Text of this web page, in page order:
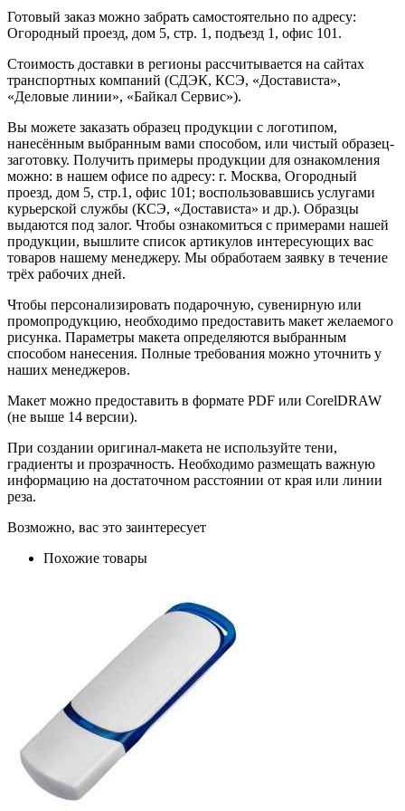
Готовый заказ можно забрать самостоятельно по адресу:
Огородный проезд, дом 5, стр. 1, подъезд 1, офис 101.
Стоимость доставки в регионы рассчитывается на сайтах
транспортных компаний (СДЭК, КСЭ, «Достависта»,
«Деловые линии», «Байкал Сервис»).
Вы можете заказать образец продукции с логотипом,
нанесённым выбранным вами способом, или чистый образец-
заготовку. Получить примеры продукции для ознакомления
можно: в нашем офисе по адресу: г. Москва, Огородный
проезд, дом 5, стр.1, офис 101; воспользовавшись услугами
курьерской службы (КСЭ, «Достависта» и др.). Образцы
выдаются под залог. Чтобы ознакомиться с примерами нашей
продукции, вышлите список артикулов интересующих вас
товаров нашему менеджеру. Мы обработаем заявку в течение
трёх рабочих дней.
Чтобы персонализировать подарочную, сувенирную или
промопродукцию, необходимо предоставить макет желаемого
рисунка. Параметры макета определяются выбранным
способом нанесения. Полные требования можно уточнить у
наших менеджеров.
Макет можно предоставить в формате PDF или CorelDRAW
(не выше 14 версии).
При создании оригинал-макета не используйте тени,
градиенты и прозрачность. Необходимо размещать важную
информацию на достаточном расстоянии от края или линии
реза.
Возможно, вас это заинтересует
Похожие товары